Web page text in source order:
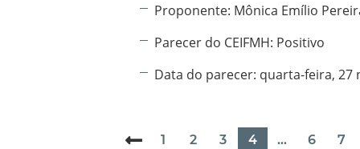
Proponente: Mônica Emílio
Parecer do CEIFMH: Positivo
Data do parecer: quarta-feira, 27
1 2 3 4 ... 6 7